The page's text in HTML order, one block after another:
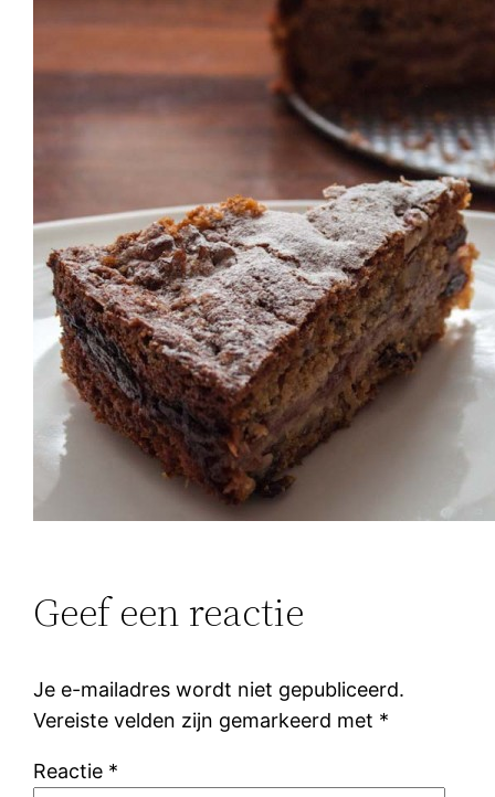
Geef een reactie
Je e-mailadres wordt niet gepubliceerd.
Vereiste velden zijn gemarkeerd met *
Reactie *